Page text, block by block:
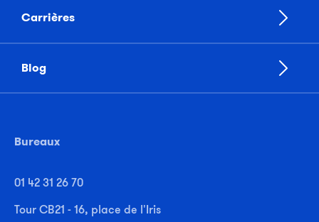
Carrières
Blog
Bureaux
01 42 31 26 70
Tour CB21 - 16, place de l'Iris